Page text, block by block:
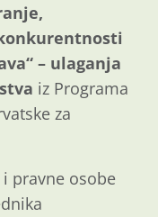
– ulaganja
iz Programa
za
pravne osobe